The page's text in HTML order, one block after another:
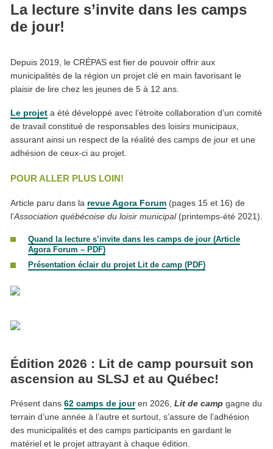
La lecture s’invite dans les camps
de jour!
Depuis 2019, le CRÉPAS est fier de pouvoir offrir aux
municipalités de la région un projet clé en main favorisant le
plaisir de lire chez les jeunes de 5 à 12 ans.
Le projet a été développé avec l’étroite collaboration d’un comité
de travail constitué de responsables des loisirs municipaux,
assurant ainsi un respect de la réalité des camps de jour et une
adhésion de ceux-ci au projet.
POUR ALLER PLUS LOIN!
Article paru dans la revue Agora Forum (pages 15 et 16) de
l’Association québécoise du loisir municipal(printemps-été 2021).
Quand la lecture s’invite dans les camps de jour (Article
Agora Forum – PDF)
Présentation éclair du projet Lit de camp (PDF)
Édition 2026 : Lit de camp poursuit son
ascension au SLSJ et au Québec!
Présent dans 62 camps de jouren 2026, Lit de camp gagne du
terrain d’une année à l’autre et surtout, s’assure de l’adhésion
des municipalités et des camps participants en gardant le
matériel et le projet attrayant à chaque édition.